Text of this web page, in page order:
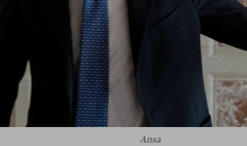
Ansa